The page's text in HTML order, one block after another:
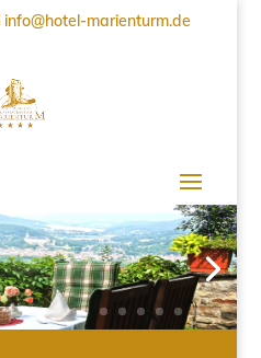
info@hotel-marienturm.de